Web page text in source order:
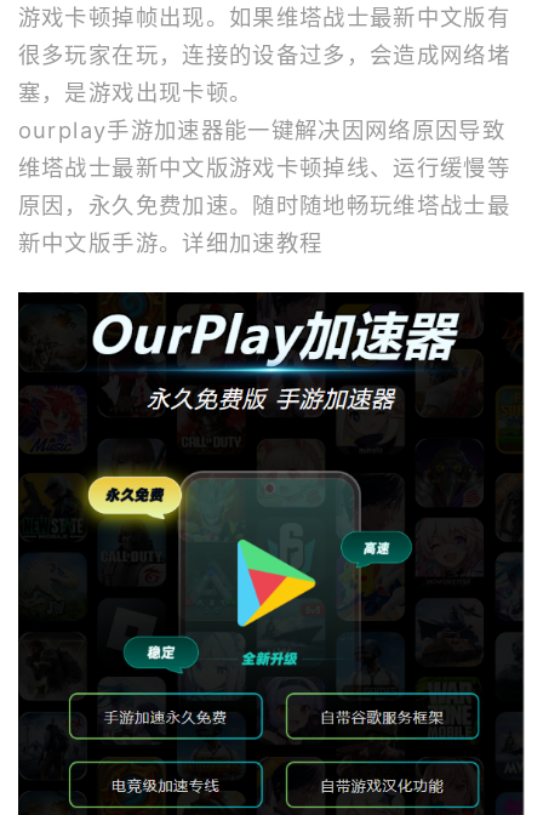
游戏卡顿掉帧出现。如果维塔战士最新中文版有
很多玩家在玩，连接的设备过多，会造成网络堵
塞，是游戏出现卡顿。
ourplay手游加速器能一键解决因网络原因导致
维塔战士最新中文版游戏卡顿掉线、运行缓慢等
原因，永久免费加速。随时随地畅玩维塔战士最
新中文版手游。详细加速教程